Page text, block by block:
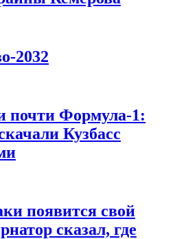
2032
почти Формула-1:
Кузбасс
появится свой
сказал, где